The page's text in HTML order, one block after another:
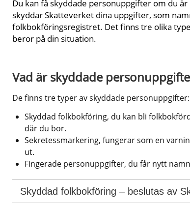
Du kan få skyddade personuppgifter om du
skyddar Skatteverket dina uppgifter, som
folkbokföringsregistret. Det finns tre olika
beror på din situation.
Vad är skyddade
De finns tre typer av skyddade personuppgifter:
Skyddad folkbokföring, du kan bli
där du bor.
Sekretessmarkering, fungerar som en
ut.
Fingerade personuppgifter, du får nytt
Skyddad folkbokföring – beslutas av